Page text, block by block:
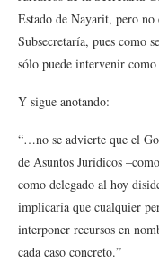
Estado de Nayarit, pero
Subsecretaría, pues como
sólo puede intervenir como
Y sigue anotando:
“…no se advierte que el
de Asuntos Jurídicos
como delegado al hoy
implicaría que cualquier
interponer recursos en
cada caso concreto.”